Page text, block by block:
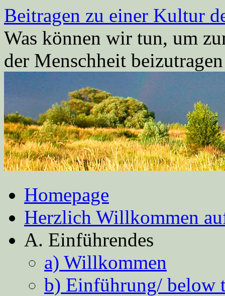
Zum
Inhalt
springen
Beitragen zu einer Kultur
Was können wir tun, um
der Menschheit
Homepage
Herzlich Willkommen
A. Einführendes
a) Willkommen
b) Einführung/ below